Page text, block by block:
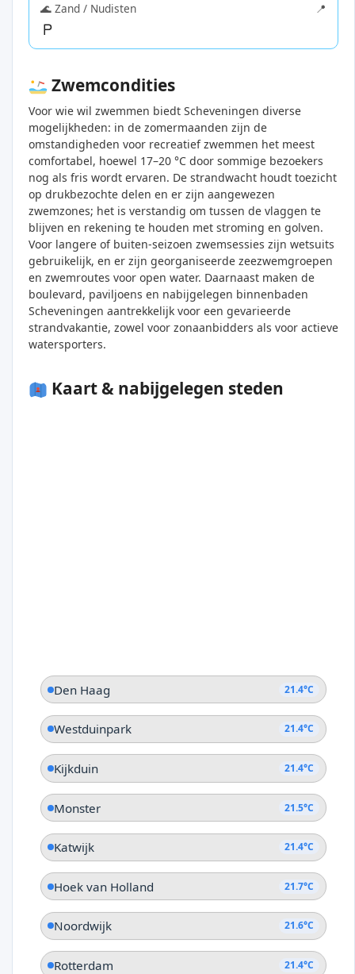
🌊 Zand / Nudisten
📍
Zwemcondities
Voor wie wil zwemmen biedt Scheveningen diverse
mogelijkheden: in de zomermaanden zijn de
omstandigheden voor recreatief zwemmen het meest
comfortabel, hoewel 17–20 °C door sommige bezoekers
nog als fris wordt ervaren. De strandwacht houdt toezicht
op drukbezochte delen en er zijn aangewezen
zwemzones; het is verstandig om tussen de vlaggen te
blijven en rekening te houden met stroming en golven.
Voor langere of buiten-seizoen zwemsessies zijn wetsuits
gebruikelijk, en er zijn georganiseerde zeezwemgroepen
en zwemroutes voor open water. Daarnaast maken de
boulevard, paviljoens en nabijgelegen binnenbaden
Scheveningen aantrekkelijk voor een gevarieerde
strandvakantie, zowel voor zonaanbidders als voor actieve
watersporters.
Kaart & nabijgelegen steden
Den Haag 21.4°C
Westduinpark 21.4°C
Kijkduin 21.4°C
Monster 21.5°C
Katwijk 21.4°C
Hoek van Holland 21.7°C
Noordwijk 21.6°C
Rotterdam 21.4°C